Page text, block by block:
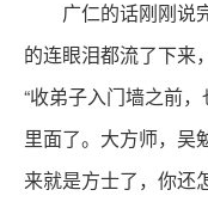
广仁的话刚刚说完
的连眼泪都流了下来
“收弟子入门墙之前
里面了。大方师，吴
来就是方士了，你还